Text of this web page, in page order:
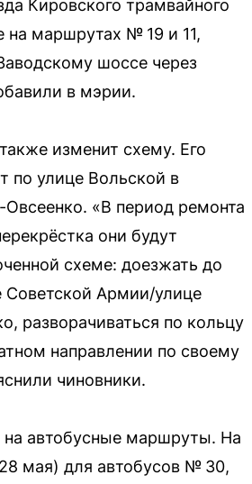
Кировского трамвайного
маршрутах № 19 и 11,
шоссе через
в мэрии.
изменит схему. Его
по улице Вольской в
Овсеенко. «В период ремонта
они будут
схеме: доезжать до
Советской Армии/улице
разворачиваться по кольцу
направлении по своему
чиновники.
на автобусные маршруты. На
мая) для автобусов № 30,